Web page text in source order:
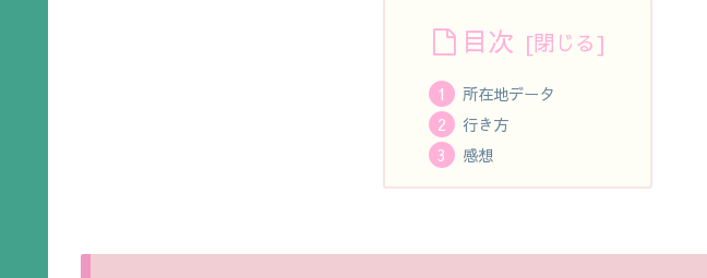
目次
所在地データ
行き方
感想